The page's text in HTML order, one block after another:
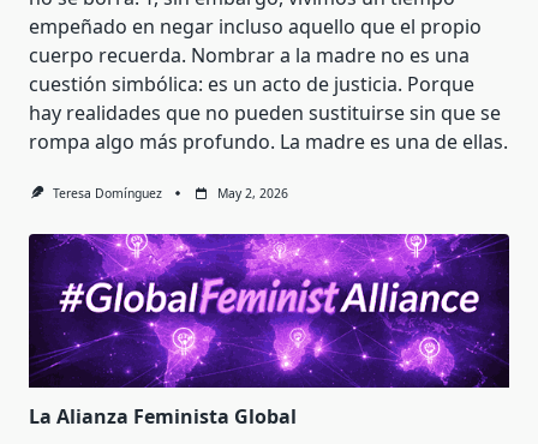
empeñado en negar incluso aquello que el propio
cuerpo recuerda. Nombrar a la madre no es una
cuestión simbólica: es un acto de justicia. Porque
hay realidades que no pueden sustituirse sin que se
rompa algo más profundo. La madre es una de ellas.
Teresa Domínguez May 2, 2026
La Alianza Feminista Global